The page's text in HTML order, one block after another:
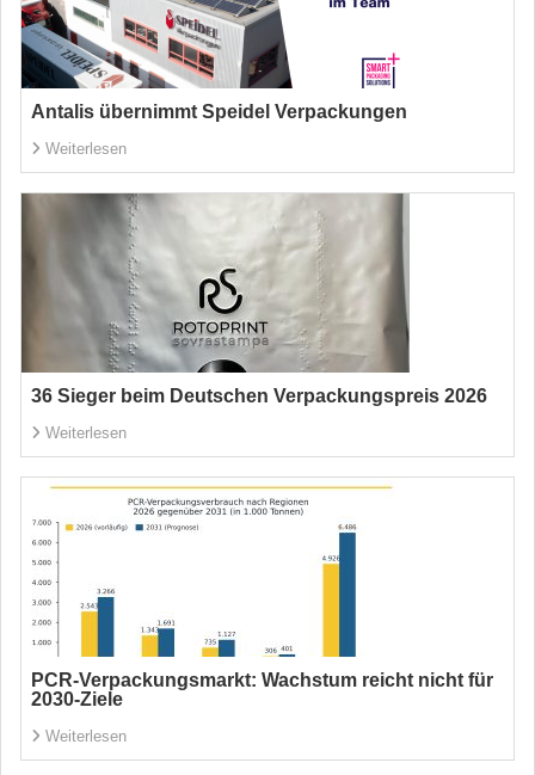
Antalis übernimmt Speidel Verpackungen
Weiterlesen
36 Sieger beim Deutschen Verpackungspreis 2026
Weiterlesen
PCR-Verpackungsmarkt: Wachstum reicht nicht für
2030-Ziele
Weiterlesen